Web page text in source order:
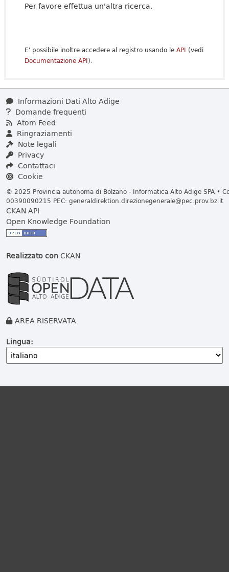
Per favore effettua un'altra ricerca.
E' possibile inoltre accedere al registro usando le API (vedi
Documentazione API).
Informazioni Dati Alto Adige
Domande frequenti
Atom Feed
Ringraziamenti
Note legali
Privacy
Contattaci
Cookie
© 2025 Provincia autonoma di Bolzano - Informatica Alto Adige SPA •
00390090215 PEC: generaldirektion.direzionegenerale@pec.prov.bz.it
CKAN API
Open Knowledge Foundation
Realizzato conCKAN
AREA RISERVATA
Lingua